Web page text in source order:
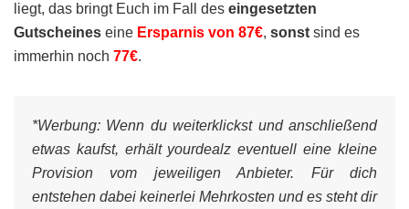
liegt, das bringt Euch im Fall des eingesetzten
Gutscheines eine Ersparnis von 87€, sonst sind es
immerhin noch 77€.
*Werbung: Wenn du weiterklickst und anschließend
etwas kaufst, erhält yourdealz eventuell eine kleine
Provision vom jeweiligen Anbieter. Für dich
entstehen dabei keinerlei Mehrkosten und es steht dir